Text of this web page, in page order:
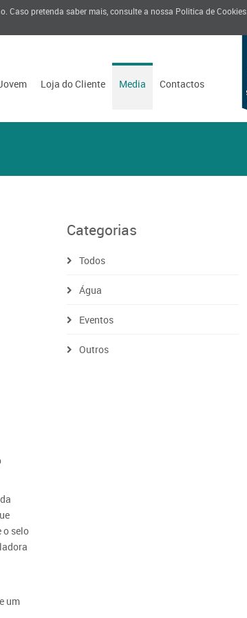
Caso pretenda saber mais, consulte a nossa Politica de Cookies
Loja do Cliente Media Contactos
o selo
um
Categorias
Todos
Água
Eventos
Outros